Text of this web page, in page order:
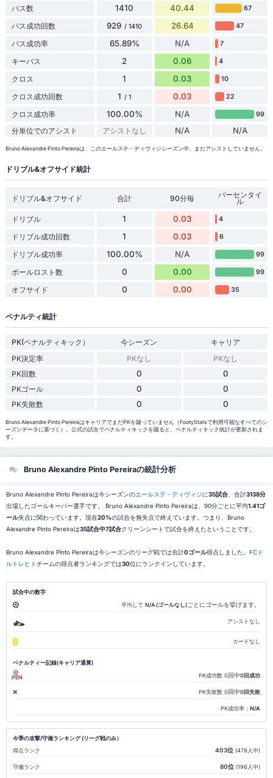
パス数 1410 40.44 67
パス成功回数 929 / 1410 26.64 47
パス成功率 65.89% N/A 7
キーパス 2 0.06 4
クロス 1 0.03 10
クロス成功回数 1 / 1 0.03 22
クロス成功率 100.00% N/A 99
分単位でのアシスト アシストなし N/A N/A
Bruno Alexandre Pinto Pereiraは、このエールステ・ディヴィジシーズン中、まだアシストしていません。
ドリブル&オフサイド統計
ドリブル&オフサイド 合計 90分毎 パーセンタイ
ル
ドリブル
1 0.03 4
ドリブル成功回数 1 0.03 6
ドリブル成功率 100.00% N/A 99
ボールロスト数 0 0.00 99
オフサイド 0 0.00 35
ペナルティ統計
PK(ペナルティキック） 今シーズン
キャリア
PK決定率
PKなし
PKなし
PK回数
0 0
PKゴール 0 0
PK失敗数 0 0
Bruno Alexandre Pinto PereiraはキャリアでまだPKを蹴っていません（FootyStatsで利用可能なすべてのシ
ーズンデータに基づく）。公式の試合でペナルティキックを蹴ると、ペナルティキック統計が更新されま
す。
Bruno Alexandre Pinto Pereiraの統計分析
Bruno Alexandre Pinto Pereiraは今シーズンのエールステ・ディヴィジに35試合、合計3138分
出場したゴールキーパー選手です。 Bruno Alexandre Pinto Pereiraは、90分ごとに平均1.41ゴ
ール失点に関わっています。現在20%の試合を無失点で終えています。つまり、Bruno
Alexandre Pinto Pereiraは35試合中7試合クリーンシートで試合を終えたということです。
Bruno Alexandre Pinto Pereiraは今シーズンのリーグ戦では合計0ゴール得点しました。 FCド
ルトレヒトチームの得点者ランキングでは30位にランクインしています。
試合中の数字
平均してN/A (ゴールなし)ごとにゴールを挙げます。
アシストなし
カードなし
ペナルティー記録(キャリア通算)
PEN PK成功数 0 回中0回成功
PK失敗数 0回中0回失敗
PK成功率：N/A
今季の攻撃/守備ランキング (リーグ戦のみ）
得点ランク
403位 (479人中)
守備ランク 80位 (196人中)